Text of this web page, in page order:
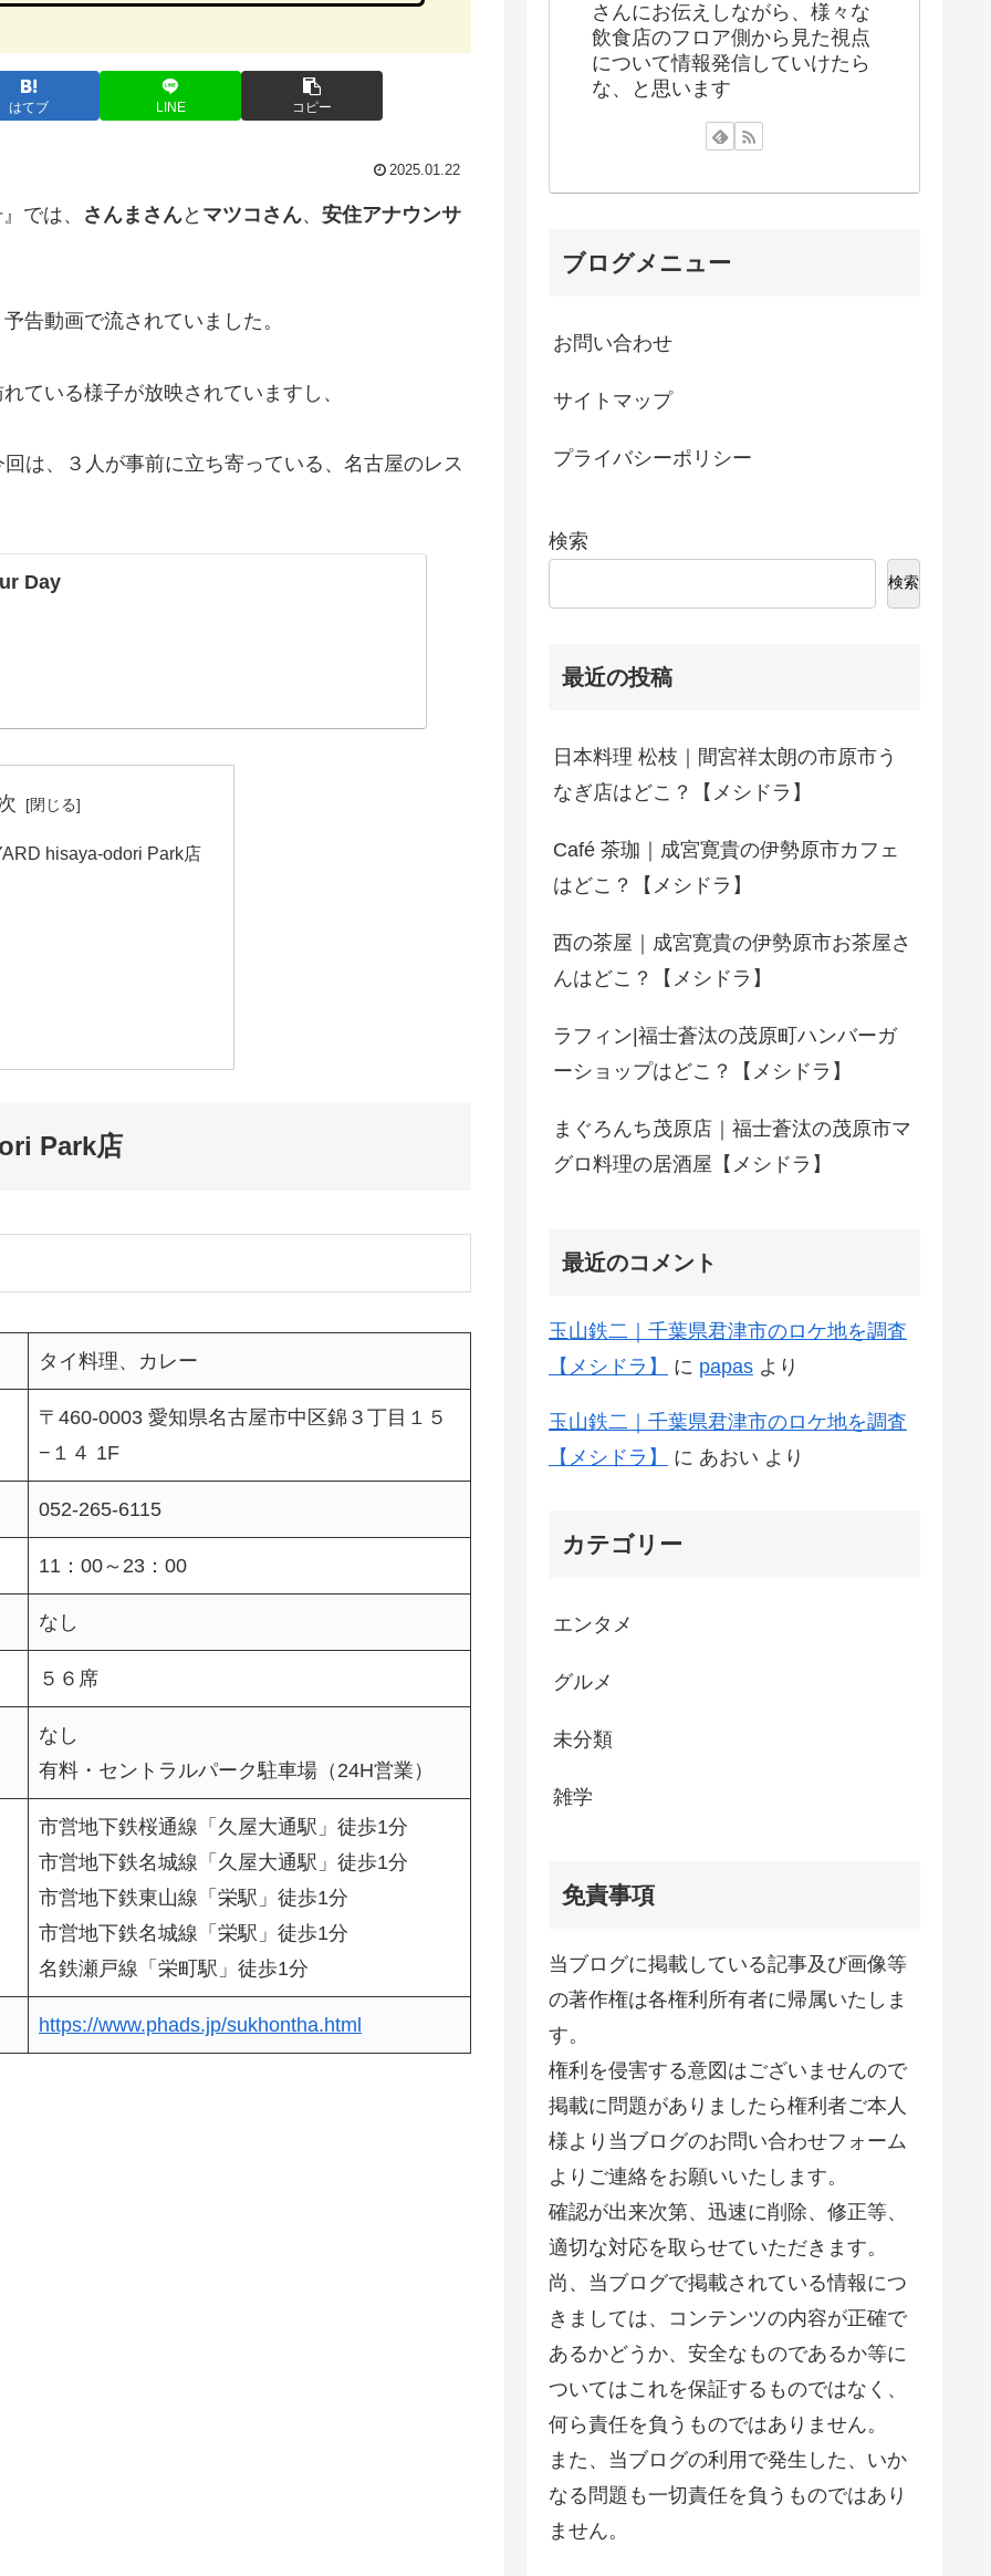
はてブ LINE コピー
2025.01.22
では、 さんまさんと マツコさん、 安住アナウンサ
告動画で流されていました。
ている様子が放映されていますし、
は、３人が事前に立ち寄っている、名古屋のレス
Day
hisaya-odori Park店
Park店
タイ料理、カレー
〒460-0003 愛知県名古屋市中区錦３丁目１５
−１４ 1F
052-265-6115
11：00～23：00
なし
５６席
なし
有料・セントラルパーク駐車場（24H営業）
市営地下鉄桜通線「久屋大通駅」徒歩1分
市営地下鉄名城線「久屋大通駅」徒歩1分
市営地下鉄東山線「栄駅」徒歩1分
市営地下鉄名城線「栄駅」徒歩1分
名鉄瀬戸線「栄町駅」徒歩1分
https://www.phads.jp/sukhontha.html
さんにお伝えしながら、様々な
飲食店のフロア側から見た視点
について情報発信していけたら
な、と思います
ブログメニュー
お問い合わせ
サイトマップ
プライバシーポリシー
検索
検索
最近の投稿
日本料理 松枝｜間宮祥太朗の市原市う
なぎ店はどこ？【メシドラ】
Café 茶珈｜成宮寛貴の伊勢原市カフェ
はどこ？【メシドラ】
西の茶屋｜成宮寛貴の伊勢原市お茶屋さ
んはどこ？【メシドラ】
ラフィン|福士蒼汰の茂原町ハンバーガ
ーショップはどこ？【メシドラ】
まぐろんち茂原店｜福士蒼汰の茂原市マ
グロ料理の居酒屋【メシドラ】
最近のコメント
玉山鉄二｜千葉県君津市のロケ地を調査
【メシドラ】
に papas より
玉山鉄二｜千葉県君津市のロケ地を調査
【メシドラ】
に あおい より
カテゴリー
エンタメ
グルメ
未分類
雑学
免責事項
当ブログに掲載している記事及び画像等
の著作権は各権利所有者に帰属いたしま
す。
権利を侵害する意図はございませんので
掲載に問題がありましたら権利者ご本人
様より当ブログのお問い合わせフォーム
よりご連絡をお願いいたします。
確認が出来次第、迅速に削除、修正等、
適切な対応を取らせていただきます。
尚、当ブログで掲載されている情報につ
きましては、コンテンツの内容が正確で
あるかどうか、安全なものであるか等に
ついてはこれを保証するものではなく、
何ら責任を負うものではありません。
また、当ブログの利用で発生した、いか
なる問題も一切責任を負うものではあり
ません。